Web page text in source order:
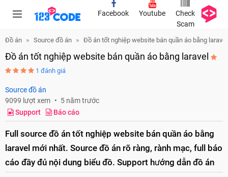
Facebook Youtube
Check
Scam
Đồ án Source đồ án Đồ án tốt nghiệp website bán quần áo bằng laravel
Đồ án tốt nghiệp website bán quần áo bằng laravel
1 đánh giá
Source đồ án
9099 lượt xem
5 năm trước
Support
Báo cáo
Full source đồ án tốt nghiệp website bán quần áo bằng
laravel mới nhất. Source đồ án rõ ràng, rành mạc, full báo
cáo đầy đủ nội dung biểu đồ. Support hướng dẫn đồ án